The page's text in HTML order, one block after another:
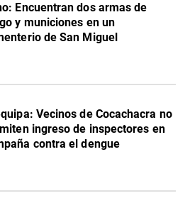
Encuentran dos armas de
y municiones en un
de San Miguel
Vecinos de Cocachacra no
ingreso de inspectores en
contra el dengue